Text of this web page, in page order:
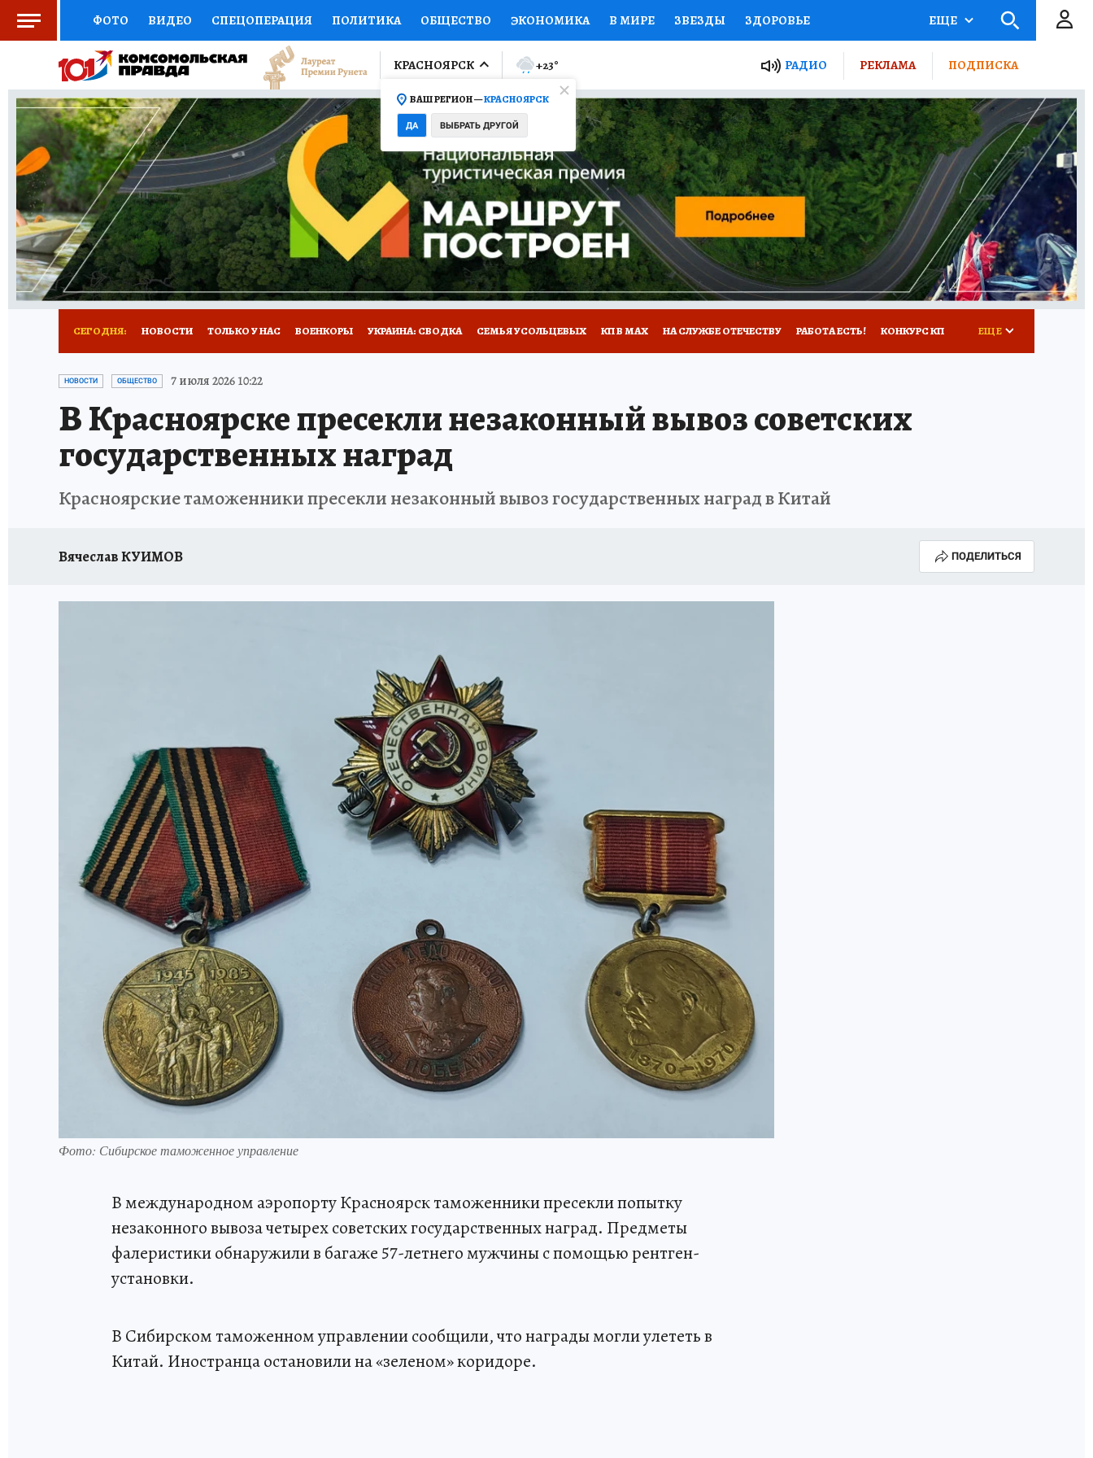
ФОТО ВИДЕО СПЕЦОПЕРАЦИЯ ПОЛИТИКА ОБЩЕСТВО ЭКОНОМИКА В МИРЕ ЗВЕЗДЫ ЗДОРОВЬЕ
СОЦПОДДЕРЖКА НАУКА СПОРТ КОЛУМНИСТЫ ПРОИСШЕСТВИЯ НАЦИОНАЛЬНЫЕ ПРОЕКТЫ РОССИИ
ВЫБОР ЭКСПЕРТОВ ДОКТОР ФИНАНСЫ ОТКРЫВАЕМ МИР Я ЗНАЮ СЕМЬЯ ЖЕНСКИЕ СЕКРЕТЫ ПУТЕВОДИТЕЛЬ
КНИЖНАЯ ПОЛКА ПРОГНОЗЫ НА СПОРТ ПРОМОКОДЫ СЕРИАЛЫ СПЕЦПРОЕКТЫ ДЕФИЦИТ ЖЕЛЕЗА ТУРИЗМ
ПРЕСС-ЦЕНТР НЕДВИЖИМОСТЬ ТЕЛЕВИЗОР КОЛЛЕКЦИИ КОНКУРСЫ РАБОТА У НАС ГИД ПОТРЕБИТЕЛЯ ВСЕ О КП
РАДИО КП РЕКЛАМА ТЕСТЫ НОВОЕ НА САЙТЕ
ЕЩЕ
КРАСНОЯРСК
ВАШ РЕГИОН —КРАСНОЯРСК
ДА ВЫБРАТЬ ДРУГОЙ
+23° РАДИО РЕКЛАМА ПОДПИСКА
СЕГОДНЯ: НОВОСТИ ТОЛЬКО У НАС ВОЕНКОРЫ УКРАИНА: СВОДКА СЕМЬЯ УСОЛЬЦЕВЫХ КП В МАХ НА СЛУЖБЕ ОТЕЧЕСТВУ РАБОТА ЕСТЬ! КОНКУРС КП
ОТДЫХ В РОССИИ ЗАПОВЕДНАЯ РОССИЯ
ЕЩЕ
НОВОСТИ ОБЩЕСТВО 7 июля 2026 10:22
В Красноярске пресекли незаконный вывоз советских
государственных наград
Красноярские таможенники пресекли незаконный вывоз государственных наград в Китай
Вячеслав КУИМОВ ПОДЕЛИТЬСЯ
Фото: Сибирское таможенное управление
В международном аэропорту Красноярск таможенники пресекли попытку
незаконного вывоза четырех советских государственных наград. Предметы
фалеристики обнаружили в багаже 57-летнего мужчины с помощью рентген-
установки.
В Сибирском таможенном управлении сообщили, что награды могли улететь в
Китай. Иностранца остановили на «зеленом» коридоре.